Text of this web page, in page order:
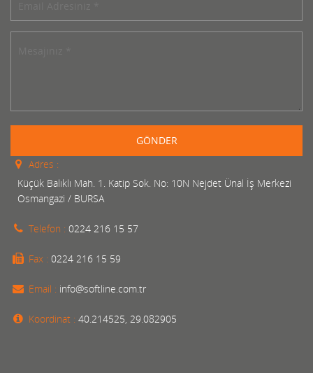
GÖNDER
Adres :
Küçük Balıklı Mah. 1. Katip Sok. No: 10N Nejdet Ünal İş Merkezi
Osmangazi / BURSA
Telefon : 0224 216 15 57
Fax : 0224 216 15 59
Email : info@softline.com.tr
Koordinat : 40.214525, 29.082905